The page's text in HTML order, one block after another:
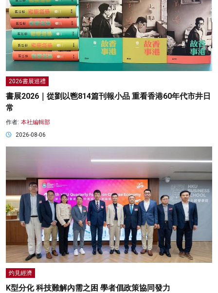
2026書展巡禮
書展2026｜從劉以鬯814篇刊報小品 重看香港60年代市井日
常
作者: 本社編輯部
2026-08-06
灼見經濟
K型分化 科技難解內需之困 學者倡政策協同發力